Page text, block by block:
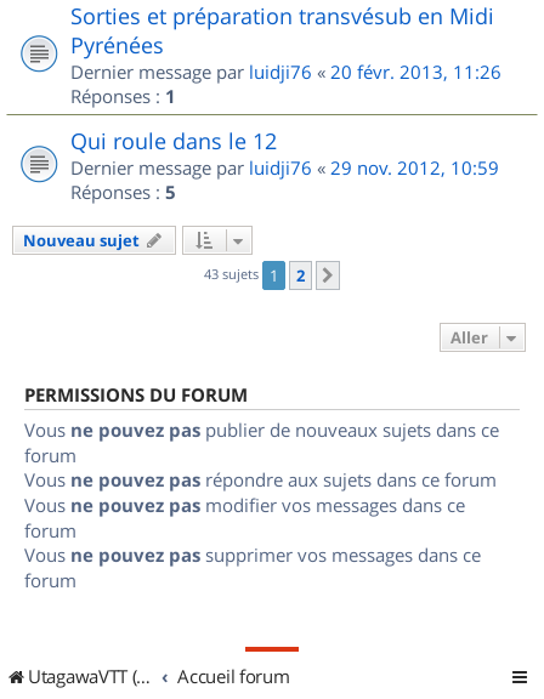
Sorties et préparation transvésub en Midi
Pyrénées
Dernier message par luidji76 « 20 févr. 2013, 11:26
Réponses : 1
Qui roule dans le 12
Dernier message par luidji76 « 29 nov. 2012, 10:59
Réponses : 5
Nouveau sujet
43 sujets 1 2
Aller
PERMISSIONS DU FORUM
Vous ne pouvez pas publier de nouveaux sujets dans ce
forum
Vous ne pouvez pas répondre aux sujets dans ce forum
Vous ne pouvez pas modifier vos messages dans ce
forum
Vous ne pouvez pas supprimer vos messages dans ce
forum
UtagawaVTT (Randos VTT et VTTAE avec traces GPS) Accueil forum